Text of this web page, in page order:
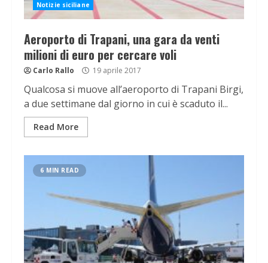
Notizie siciliane
Aeroporto di Trapani, una gara da venti
milioni di euro per cercare voli
Carlo Rallo 19 aprile 2017
Qualcosa si muove all’aeroporto di Trapani Birgi,
a due settimane dal giorno in cui è scaduto il...
Read More
6 MIN READ